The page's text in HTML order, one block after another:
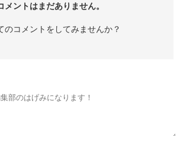
メントはまだありません。
のコメントをしてみませんか？